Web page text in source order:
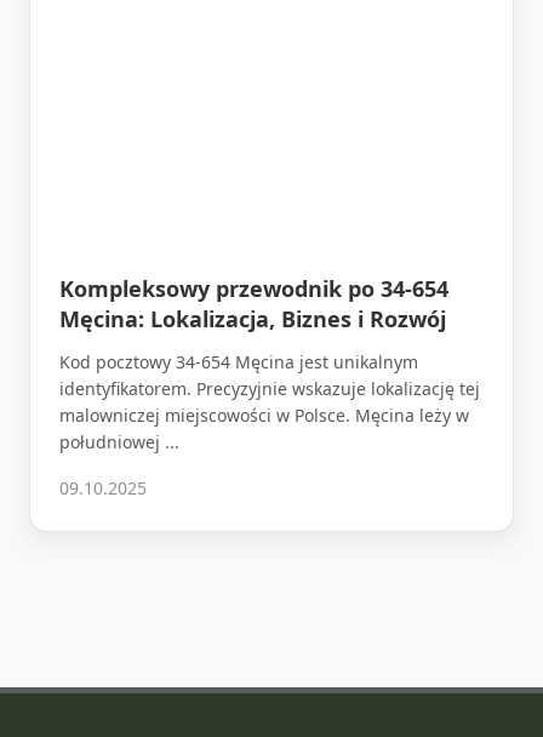
Kompleksowy przewodnik po 34-654
Męcina: Lokalizacja, Biznes i Rozwój
Kod pocztowy 34-654 Męcina jest unikalnym
identyfikatorem. Precyzyjnie wskazuje lokalizację tej
malowniczej miejscowości w Polsce. Męcina leży w
południowej ...
09.10.2025